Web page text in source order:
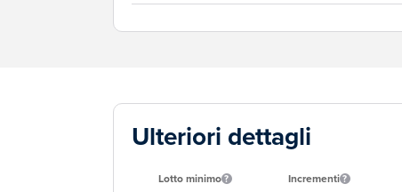
Ulteriori dettagli
Lotto minimo Incrementi